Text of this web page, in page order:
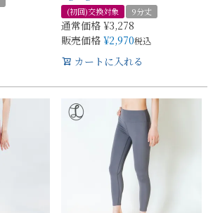
(初回)交換対象 9分丈
通常価格 ¥3,278
販売価格 ¥2,970税込
カートに入れる